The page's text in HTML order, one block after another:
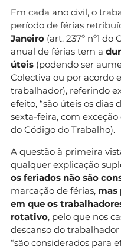
Em cada ano civil, o
período de férias
Janeiro (art. 237º nº1
anual de férias tem a
úteis (podendo ser
Colectiva ou por acordo
trabalhador), referindo
efeito, “são úteis os dias
sexta-feira, com exceção
do Código do Trabalho).
A questão à primeira
qualquer explicação
os feriados não são
marcação de férias, mas
em que os
rotativo, pelo que nos
descanso do
“são considerados para